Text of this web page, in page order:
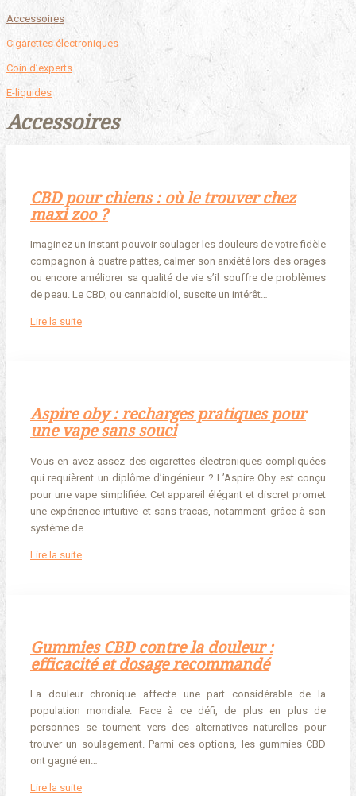
Accessoires
Cigarettes électroniques
Coin d’experts
E-liquides
Accessoires
CBD pour chiens : où le trouver chez
maxi zoo ?
Imaginez un instant pouvoir soulager les douleurs de votre fidèle
compagnon à quatre pattes, calmer son anxiété lors des orages
ou encore améliorer sa qualité de vie s’il souffre de problèmes
de peau. Le CBD, ou cannabidiol, suscite un intérêt…
Lire la suite
Aspire oby : recharges pratiques pour
une vape sans souci
Vous en avez assez des cigarettes électroniques compliquées
qui requièrent un diplôme d’ingénieur ? L’Aspire Oby est conçu
pour une vape simplifiée. Cet appareil élégant et discret promet
une expérience intuitive et sans tracas, notamment grâce à son
système de…
Lire la suite
Gummies CBD contre la douleur :
efficacité et dosage recommandé
La douleur chronique affecte une part considérable de la
population mondiale. Face à ce défi, de plus en plus de
personnes se tournent vers des alternatives naturelles pour
trouver un soulagement. Parmi ces options, les gummies CBD
ont gagné en…
Lire la suite